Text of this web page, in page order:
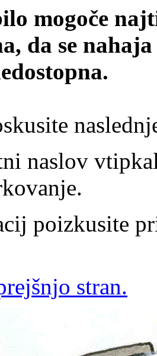
mogoče
da se
naslov
poizkusite
stran.